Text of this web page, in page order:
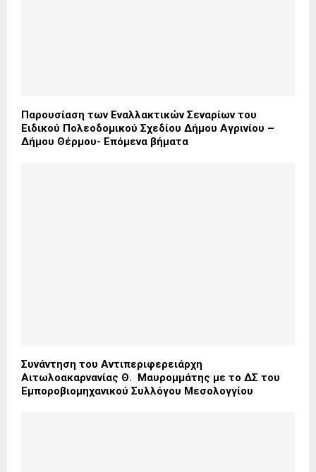
Παρουσίαση των Εναλλακτικών Σεναρίων του
Ειδικού Πολεοδομικού Σχεδίου Δήμου Αγρινίου –
Δήμου Θέρμου- Επόμενα βήματα
Συνάντηση του Αντιπεριφερειάρχη
Αιτωλοακαρνανίας Θ. Μαυρομμάτης με το ΔΣ του
Εμποροβιομηχανικού Συλλόγου Μεσολογγίου